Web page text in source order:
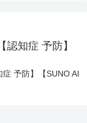
認知症 予防】
予防】【SUNO AI